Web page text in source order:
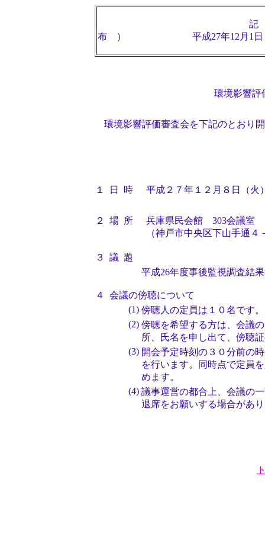
布 ）
平成27年12月1日
環境影響評
環境影響評価審査会を下記のとおり
１ 日 時 平成２７年１２月８日（火
２ 場 所
兵庫県民会館 303会議室
（神戸市中央区下山手通
３
議 題
平成26年度事後監視調査結
４
会議の傍聴について
(1) 傍聴人の定員は１０名です。
(2) 傍聴を希望する方は、会議
所、氏名を申し出て、傍聴
(3) 開会予定時刻の３０分前の
を行います。同時点で定員
めます。
(4) 議事運営の都合上、会議の
退席をお願いする場合があ